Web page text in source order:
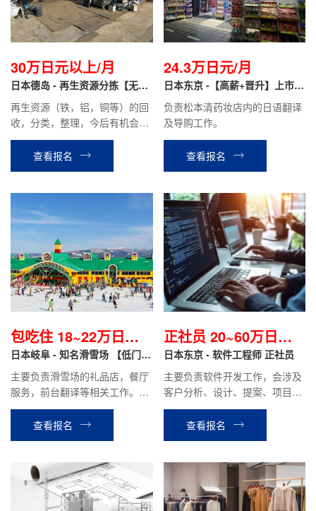
30万日元以上/月
日本德岛 - 再生资源分拣【无日
再生资源（铁，铝，铜等）的回
收，分类，整理，今后有机会做
营业。
查看报名
24.3万日元/月
日本东京 -【高薪+晋升】上市药
负责松本清药妆店内的日语翻译
及导购工作。
查看报名
包吃住 18~22万日元/
月
日本岐阜 - 知名滑雪场 【低门槛
主要负责滑雪场的礼品店，餐厅
服务，前台翻译等相关工作。滑
雪场工作结束后可直接安排立山
温泉酒店或其他酒店工作。
查看报名
正社员 20~60万日元/
月
日本东京 - 软件工程师 正社员
主要负责软件开发工作，会涉及
客户分析、设计、提案、项目管
理等工作。
查看报名